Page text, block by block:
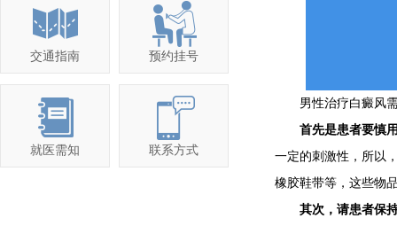
交通指南 预约挂号
就医需知 联系方式
男性治疗白癜风需
首先是患者要慎
一定的刺激性，所以
橡胶鞋带等，这些物
其次，请患者保